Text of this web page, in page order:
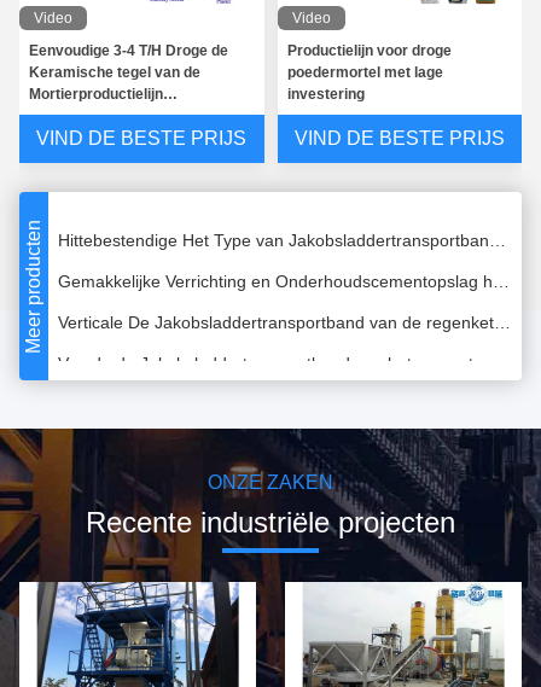
Video
Eenvoudige 3-4 T/H Droge de
Keramische tegel van de
Mortierproductielijn
Zelfklevende het Mengen zich
Machine
VIND DE BESTE PRIJS
Video
Productielijn voor droge
poedermortel met lage
investering
VIND DE BESTE PRIJS
Meer producten
De droge Mortiercement het Mengen Installatieplc Hoogte die van het Controlesysteem Snelheid mengen
Professionele die Jakobsladdertransportband in Stopverf en Tegel Zelfklevende Installatie wordt gebruikt
Twin Shafts Paddle Mortar Mixer Machine Uitgerust met monsterapparaat
De professionele Droge van de Machineundetachable van de Mortiermixer Mixer van het het Blad Elektrische Mortier
Tweeling het Mortier van de de Mixermachine van het Schacht Droge Mortier Droge het Groeperen Installatie die in Tegel Zelfklevende Installatie wordt gebruikt
De elektriciteit Gedreven Droge Machine van de Mortiermixer voor Minerale Bindmiddelenband
Van de de Mixermachine van het hoog rendement Droge Mortier het Koolstofstaal Dubbele Schacht
ONZE ZAKEN
Recente industriële projecten